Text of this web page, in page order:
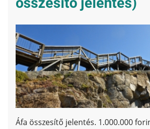
Áfa összesítő jelentés. 1.000.000